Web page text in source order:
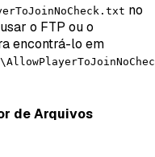
no
o FTP ou o
encontrá-lo em
de Arquivos